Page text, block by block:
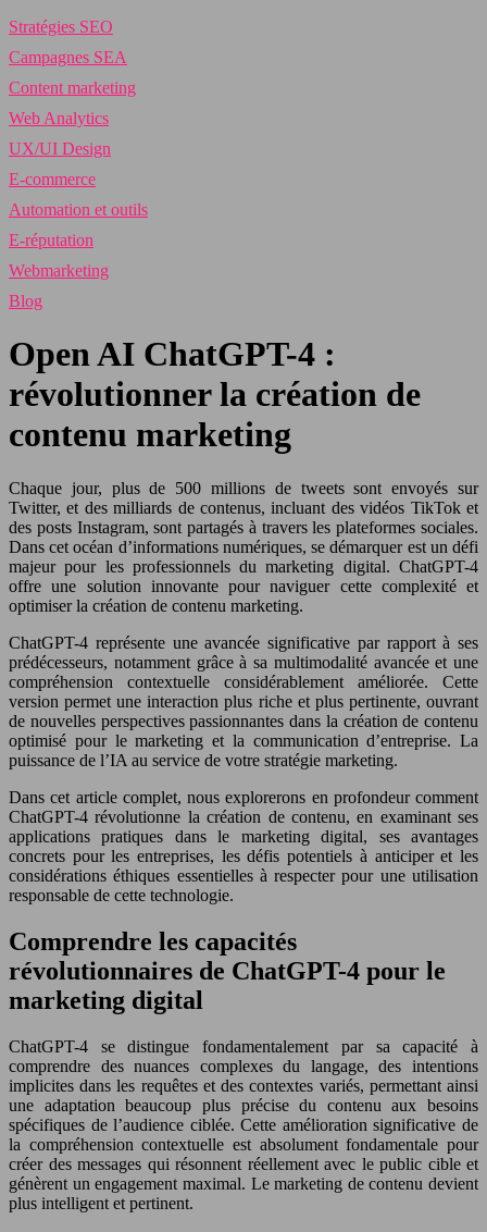
Stratégies SEO
Campagnes SEA
Content marketing
Web Analytics
UX/UI Design
E-commerce
Automation et outils
E-réputation
Webmarketing
Blog
Open AI ChatGPT-4 :
révolutionner la création de
contenu marketing
Chaque jour, plus de 500 millions de tweets sont envoyés sur
Twitter, et des milliards de contenus, incluant des vidéos TikTok et
des posts Instagram, sont partagés à travers les plateformes sociales.
Dans cet océan d’informations numériques, se démarquer est un défi
majeur pour les professionnels du marketing digital. ChatGPT-4
offre une solution innovante pour naviguer cette complexité et
optimiser la création de contenu marketing.
ChatGPT-4 représente une avancée significative par rapport à ses
prédécesseurs, notamment grâce à sa multimodalité avancée et une
compréhension contextuelle considérablement améliorée. Cette
version permet une interaction plus riche et plus pertinente, ouvrant
de nouvelles perspectives passionnantes dans la création de contenu
optimisé pour le marketing et la communication d’entreprise. La
puissance de l’IA au service de votre stratégie marketing.
Dans cet article complet, nous explorerons en profondeur comment
ChatGPT-4 révolutionne la création de contenu, en examinant ses
applications pratiques dans le marketing digital, ses avantages
concrets pour les entreprises, les défis potentiels à anticiper et les
considérations éthiques essentielles à respecter pour une utilisation
responsable de cette technologie.
Comprendre les capacités
révolutionnaires de ChatGPT-4 pour le
marketing digital
ChatGPT-4 se distingue fondamentalement par sa capacité à
comprendre des nuances complexes du langage, des intentions
implicites dans les requêtes et des contextes variés, permettant ainsi
une adaptation beaucoup plus précise du contenu aux besoins
spécifiques de l’audience ciblée. Cette amélioration significative de
la compréhension contextuelle est absolument fondamentale pour
créer des messages qui résonnent réellement avec le public cible et
génèrent un engagement maximal. Le marketing de contenu devient
plus intelligent et pertinent.